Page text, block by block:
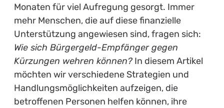
Monaten für viel Aufregung gesorgt. Immer
mehr Menschen, die auf diese finanzielle
Unterstützung angewiesen sind, fragen sich:
Wie sich Bürgergeld-Empfänger gegen
Kürzungen wehren können?In diesem Artikel
möchten wir verschiedene Strategien und
Handlungsmöglichkeiten aufzeigen, die
betroffenen Personen helfen können, ihre